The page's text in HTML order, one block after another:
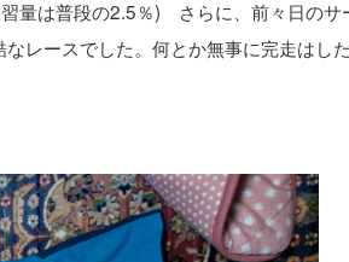
量は普段の2.5％) さらに、前々日のサ
レースでした。何とか無事に完走はした